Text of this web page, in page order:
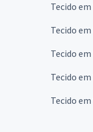
Tecido
Tecido
Tecido
Tecido
Tecido